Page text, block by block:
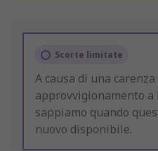
Scorte limitate
A causa di una carenza
approvvigionamento
sappiamo quando
nuovo disponibile.